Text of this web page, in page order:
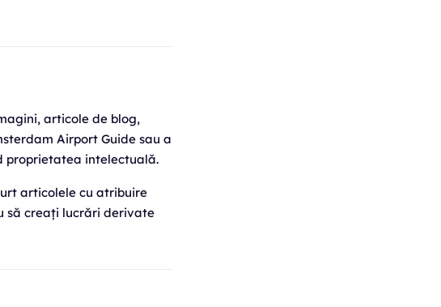
articole de blog,
Airport Guide sau a
proprietatea intelectuală.
articolele cu atribuire
să creați lucrări derivate